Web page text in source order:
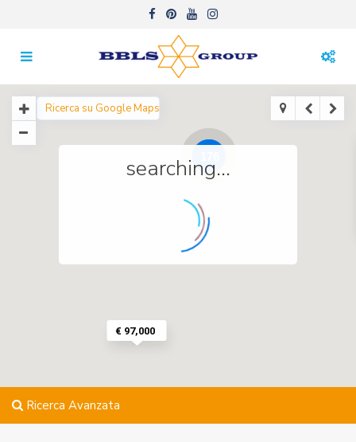
€ 97,000
searching...
Ricerca Avanzata